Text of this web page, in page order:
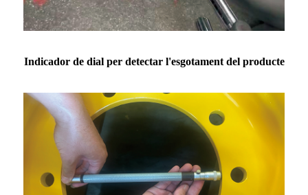
Indicador de dial per detectar l'esgotament del producte